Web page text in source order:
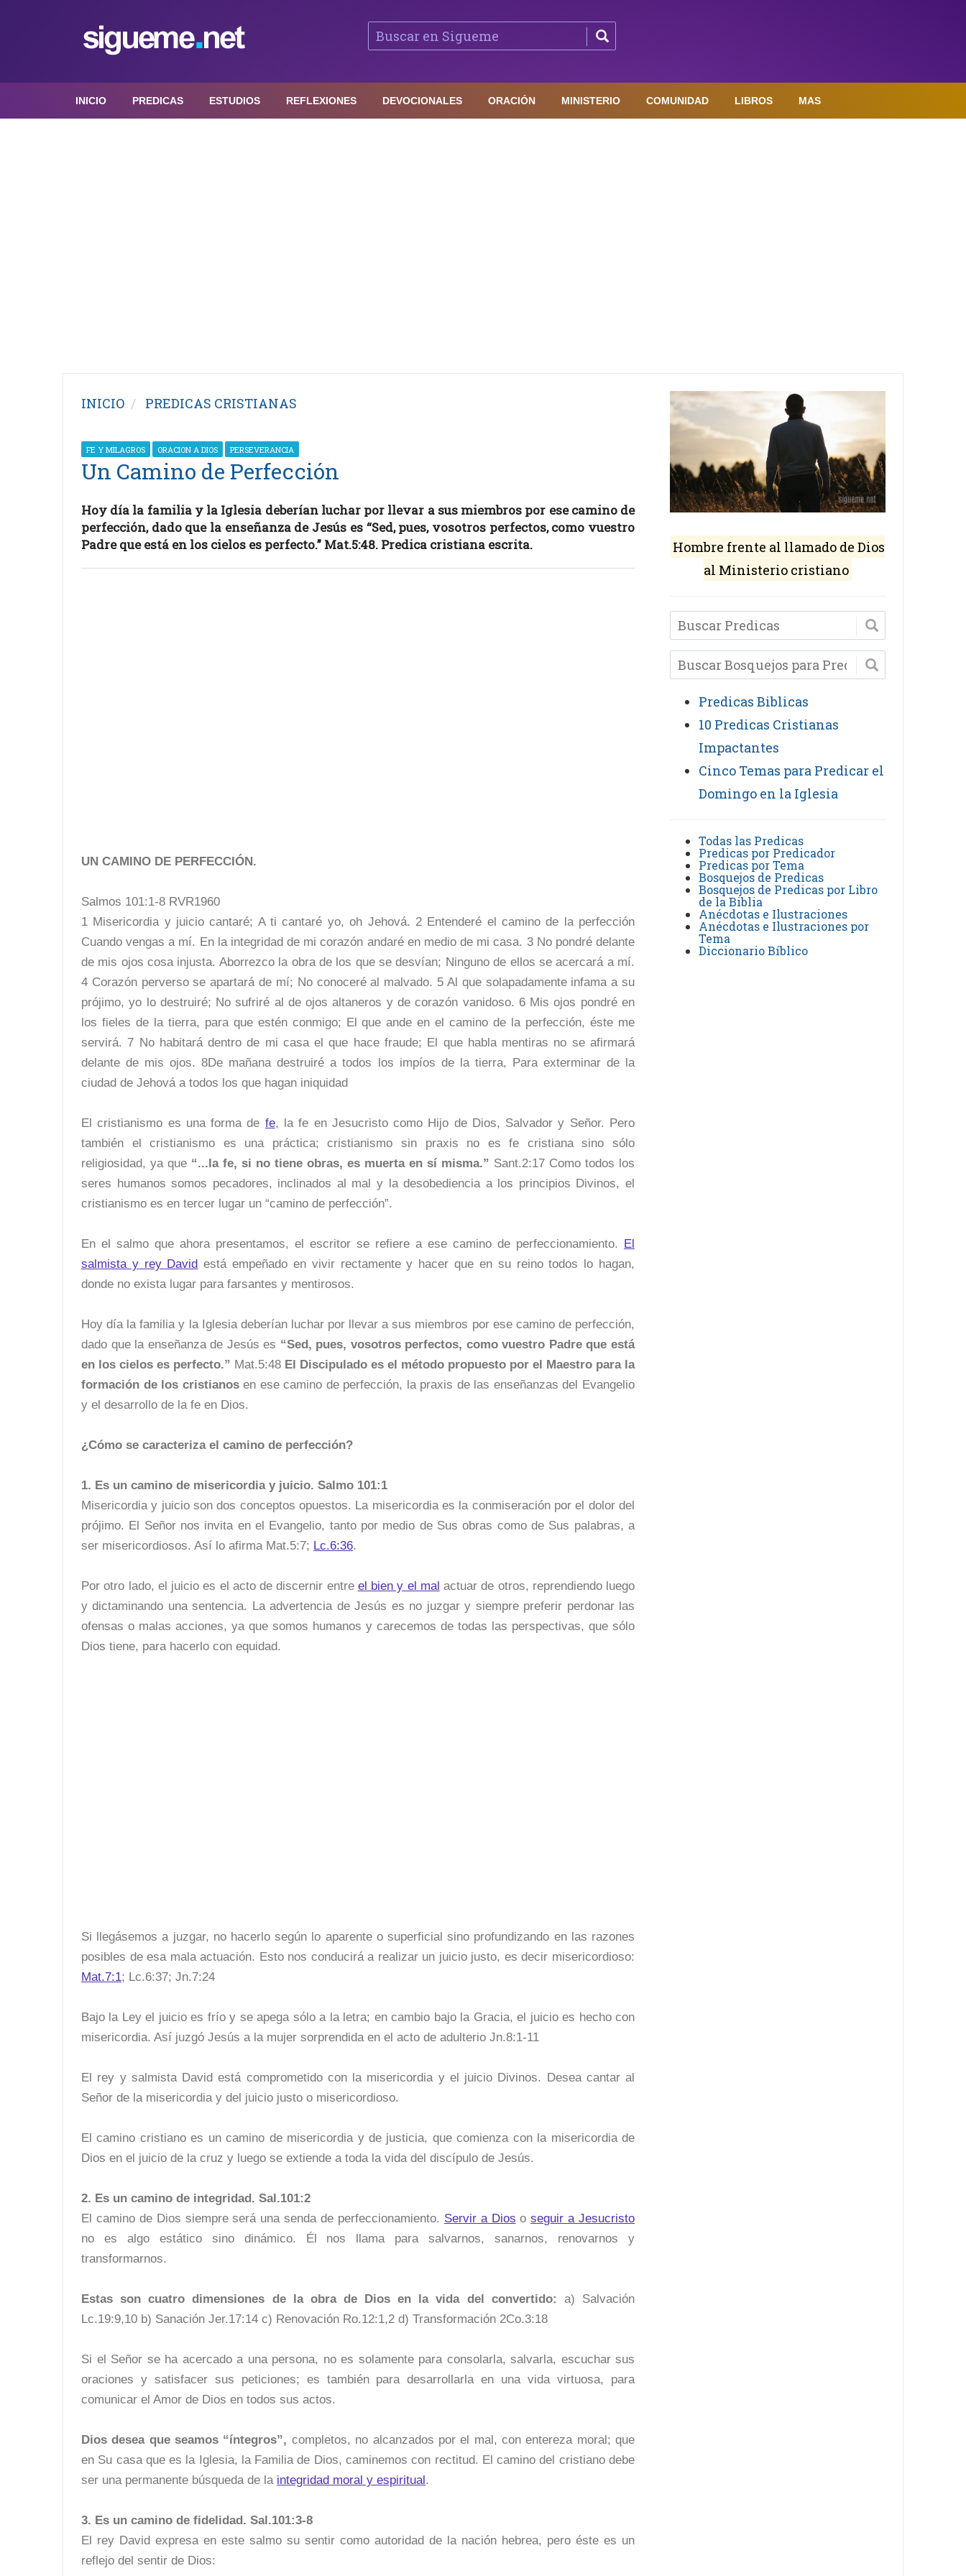
INICIO PREDICAS ESTUDIOS REFLEXIONES DEVOCIONALES ORACIÓN MINISTERIO COMUNIDAD LIBROS MAS
INICIO PREDICAS CRISTIANAS
FE Y MILAGROS ORACION A DIOS PERSEVERANCIA
Un Camino de Perfección
Hoy día la familia y la Iglesia deberían luchar por llevar a sus miembros por ese camino de
perfección, dado que la enseñanza de Jesús es “Sed, pues, vosotros perfectos, como vuestro
Padre que está en los cielos es perfecto.” Mat.5:48. Predica cristiana escrita.
UN CAMINO DE PERFECCIÓN.
Salmos 101:1-8 RVR1960
1 Misericordia y juicio cantaré; A ti cantaré yo, oh Jehová. 2 Entenderé el camino de la perfección
Cuando vengas a mí. En la integridad de mi corazón andaré en medio de mi casa. 3 No pondré delante
de mis ojos cosa injusta. Aborrezco la obra de los que se desvían; Ninguno de ellos se acercará a mí.
4 Corazón perverso se apartará de mí; No conoceré al malvado. 5 Al que solapadamente infama a su
prójimo, yo lo destruiré; No sufriré al de ojos altaneros y de corazón vanidoso. 6 Mis ojos pondré en
los fieles de la tierra, para que estén conmigo; El que ande en el camino de la perfección, éste me
servirá. 7 No habitará dentro de mi casa el que hace fraude; El que habla mentiras no se afirmará
delante de mis ojos. 8De mañana destruiré a todos los impíos de la tierra, Para exterminar de la
ciudad de Jehová a todos los que hagan iniquidad
El cristianismo es una forma de fe, la fe en Jesucristo como Hijo de Dios, Salvador y Señor. Pero
también el cristianismo es una práctica; cristianismo sin praxis no es fe cristiana sino sólo
religiosidad, ya que “...la fe, si no tiene obras, es muerta en sí misma.” Sant.2:17 Como todos los
seres humanos somos pecadores, inclinados al mal y la desobediencia a los principios Divinos, el
cristianismo es en tercer lugar un “camino de perfección”.
En el salmo que ahora presentamos, el escritor se refiere a ese camino de perfeccionamiento. El
salmista y rey David está empeñado en vivir rectamente y hacer que en su reino todos lo hagan,
donde no exista lugar para farsantes y mentirosos.
Hoy día la familia y la Iglesia deberían luchar por llevar a sus miembros por ese camino de perfección,
dado que la enseñanza de Jesús es “Sed, pues, vosotros perfectos, como vuestro Padre que está
en los cielos es perfecto.” Mat.5:48 El Discipulado es el método propuesto por el Maestro para la
formación de los cristianosen ese camino de perfección, la praxis de las enseñanzas del Evangelio
y el desarrollo de la fe en Dios.
¿Cómo se caracteriza el camino de perfección?
1. Es un camino de misericordia y juicio. Salmo 101:1
Misericordia y juicio son dos conceptos opuestos. La misericordia es la conmiseración por el dolor del
prójimo. El Señor nos invita en el Evangelio, tanto por medio de Sus obras como de Sus palabras, a
ser misericordiosos. Así lo afirma Mat.5:7; Lc.6:36.
Por otro lado, el juicio es el acto de discernir entre el bien y el mal actuar de otros, reprendiendo luego
y dictaminando una sentencia. La advertencia de Jesús es no juzgar y siempre preferir perdonar las
ofensas o malas acciones, ya que somos humanos y carecemos de todas las perspectivas, que sólo
Dios tiene, para hacerlo con equidad.
Si llegásemos a juzgar, no hacerlo según lo aparente o superficial sino profundizando en las razones
posibles de esa mala actuación. Esto nos conducirá a realizar un juicio justo, es decir misericordioso:
Mat.7:1; Lc.6:37; Jn.7:24
Bajo la Ley el juicio es frío y se apega sólo a la letra; en cambio bajo la Gracia, el juicio es hecho con
misericordia. Así juzgó Jesús a la mujer sorprendida en el acto de adulterio Jn.8:1-11
El rey y salmista David está comprometido con la misericordia y el juicio Divinos. Desea cantar al
Señor de la misericordia y del juicio justo o misericordioso.
El camino cristiano es un camino de misericordia y de justicia, que comienza con la misericordia de
Dios en el juicio de la cruz y luego se extiende a toda la vida del discípulo de Jesús.
2. Es un camino de integridad. Sal.101:2
El camino de Dios siempre será una senda de perfeccionamiento. Servir a Dios oseguir a Jesucristo
no es algo estático sino dinámico. Él nos llama para salvarnos, sanarnos, renovarnos y
transformarnos.
Estas son cuatro dimensiones de la obra de Dios en la vida del convertido: a) Salvación
Lc.19:9,10 b) Sanación Jer.17:14 c) Renovación Ro.12:1,2 d) Transformación 2Co.3:18
Si el Señor se ha acercado a una persona, no es solamente para consolarla, salvarla, escuchar sus
oraciones y satisfacer sus peticiones; es también para desarrollarla en una vida virtuosa, para
comunicar el Amor de Dios en todos sus actos.
Dios desea que seamos “íntegros”, completos, no alcanzados por el mal, con entereza moral; que
en Su casa que es la Iglesia, la Familia de Dios, caminemos con rectitud. El camino del cristiano debe
ser una permanente búsqueda de la integridad moral y espiritual.
3. Es un camino de fidelidad. Sal.101:3-8
El rey David expresa en este salmo su sentir como autoridad de la nación hebrea, pero éste es un
reflejo del sentir de Dios:
Hombre frente al llamado de Dios
al Ministerio cristiano
Predicas Biblicas
10 Predicas Cristianas
Impactantes
Cinco Temas para Predicar el
Domingo en la Iglesia
Todas las Predicas
Predicas por Predicador
Predicas por Tema
Bosquejos de Predicas
Bosquejos de Predicas por Libro
de la Biblia
Anécdotas e Ilustraciones
Anécdotas e Ilustraciones por
Tema
Diccionario Bíblico